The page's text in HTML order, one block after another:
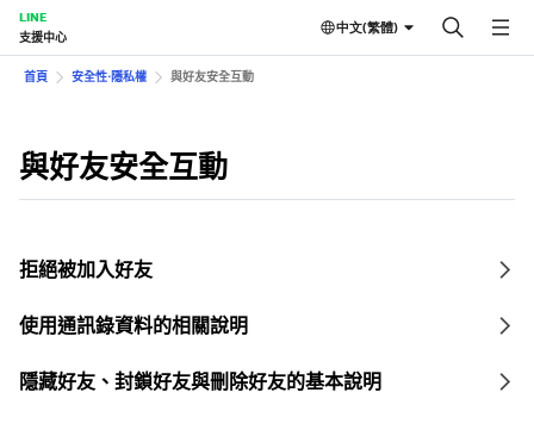
LINE
支援中心
中文(繁體)
首頁 安全性⋅隱私權 與好友安全互動
與好友安全互動
拒絕被加入好友
使用通訊錄資料的相關說明
隱藏好友、封鎖好友與刪除好友的基本說明